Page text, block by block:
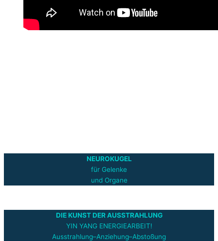
NEUROKUGEL
für Gelenke
und Organe
DIE KUNST DER AUSSTRAHLUNG
YIN YANG ENERGIEARBEIT!
Ausstrahlung–Anziehung–Abstoßung